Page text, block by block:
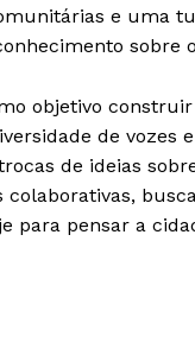
NOW
e uma
sobre
objetivo
de vozes
de ideias
para pensar a